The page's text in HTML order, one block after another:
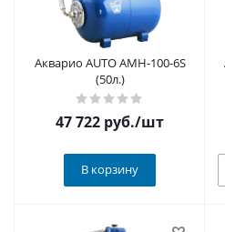
Акварио AUTO AMH-100-6S
(50л.)
47 722 руб./шт
В корзину